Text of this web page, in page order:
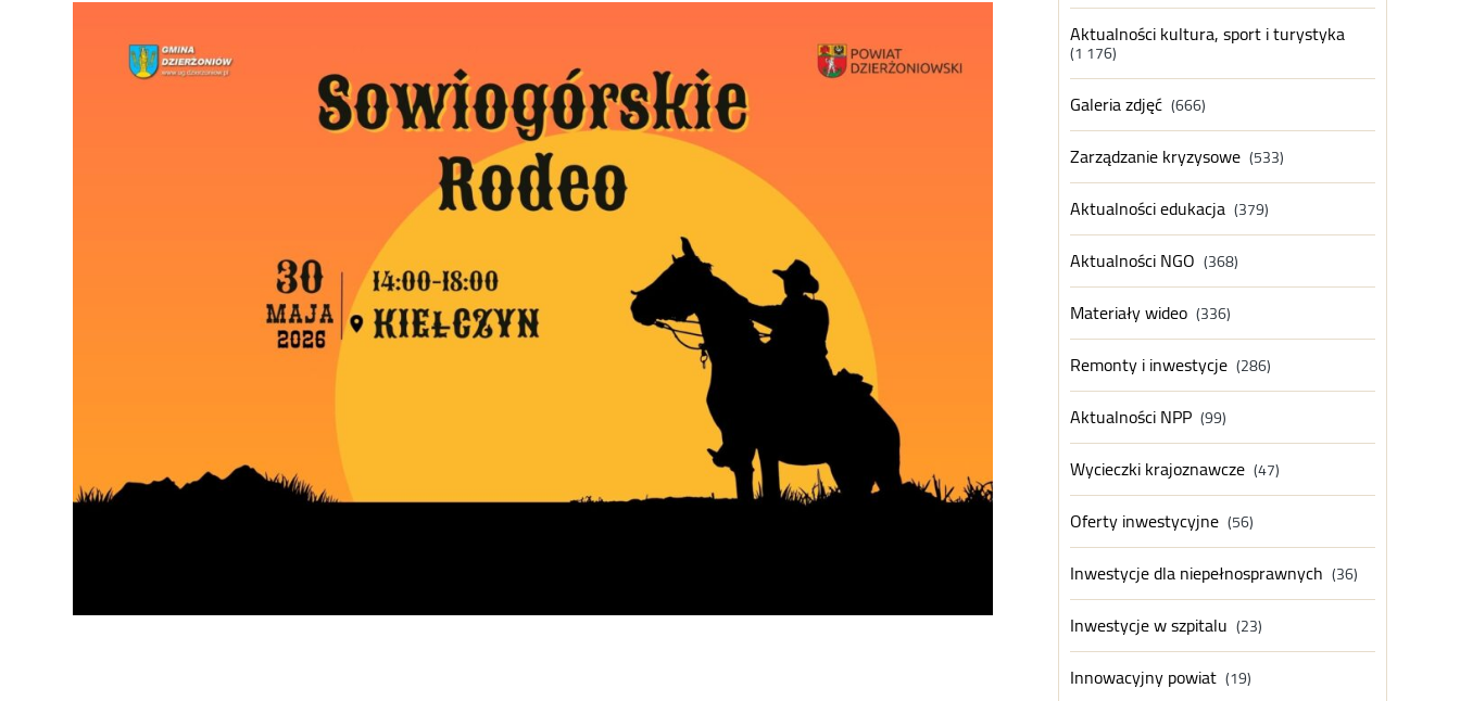
Aktualności kultura, sport i turystyka
(1 176)
Galeria zdjęć (666)
Zarządzanie kryzysowe (533)
Aktualności edukacja (379)
Aktualności NGO (368)
Materiały wideo (336)
Remonty i inwestycje (286)
Aktualności NPP (99)
Wycieczki krajoznawcze (47)
Oferty inwestycyjne (56)
Inwestycje dla niepełnosprawnych (36)
Inwestycje w szpitalu (23)
Innowacyjny powiat (19)